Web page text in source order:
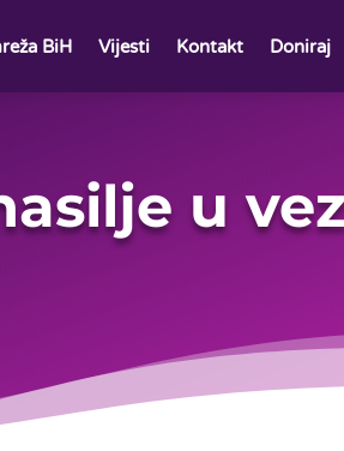
BiH Vijesti Kontakt Doniraj
u